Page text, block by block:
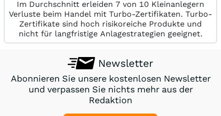
Im Durchschnitt erleiden 7 von 10 Kleinanlegern
Verluste beim Handel mit Turbo-Zertifikaten. Turbo-
Zertifikate sind hoch risikoreiche Produkte und
nicht für langfristige Anlagestrategien geeignet.
Newsletter
Abonnieren Sie unsere kostenlosen Newsletter
und verpassen Sie nichts mehr aus der
Redaktion